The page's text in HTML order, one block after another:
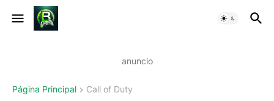
anuncio
Página Principal Call of Duty